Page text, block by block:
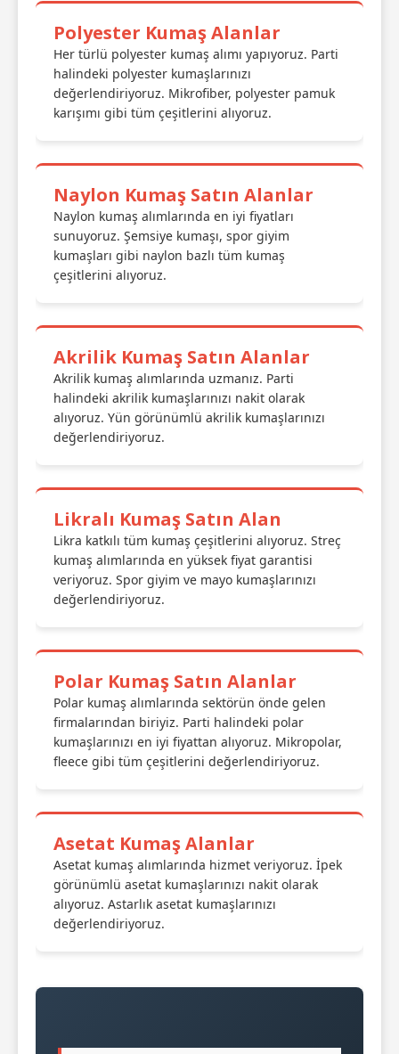
Polyester Kumaş Alanlar
Her türlü polyester kumaş alımı yapıyoruz. Parti
halindeki polyester kumaşlarınızı
değerlendiriyoruz. Mikrofiber, polyester pamuk
karışımı gibi tüm çeşitlerini alıyoruz.
Naylon Kumaş Satın Alanlar
Naylon kumaş alımlarında en iyi fiyatları
sunuyoruz. Şemsiye kumaşı, spor giyim
kumaşları gibi naylon bazlı tüm kumaş
çeşitlerini alıyoruz.
Akrilik Kumaş Satın Alanlar
Akrilik kumaş alımlarında uzmanız. Parti
halindeki akrilik kumaşlarınızı nakit olarak
alıyoruz. Yün görünümlü akrilik kumaşlarınızı
değerlendiriyoruz.
Likralı Kumaş Satın Alan
Likra katkılı tüm kumaş çeşitlerini alıyoruz. Streç
kumaş alımlarında en yüksek fiyat garantisi
veriyoruz. Spor giyim ve mayo kumaşlarınızı
değerlendiriyoruz.
Polar Kumaş Satın Alanlar
Polar kumaş alımlarında sektörün önde gelen
firmalarından biriyiz. Parti halindeki polar
kumaşlarınızı en iyi fiyattan alıyoruz. Mikropolar,
fleece gibi tüm çeşitlerini değerlendiriyoruz.
Asetat Kumaş Alanlar
Asetat kumaş alımlarında hizmet veriyoruz. İpek
görünümlü asetat kumaşlarınızı nakit olarak
alıyoruz. Astarlık asetat kumaşlarınızı
değerlendiriyoruz.